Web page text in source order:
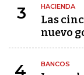
3 HACIENDA
Las
nuevo
4 BANCOS